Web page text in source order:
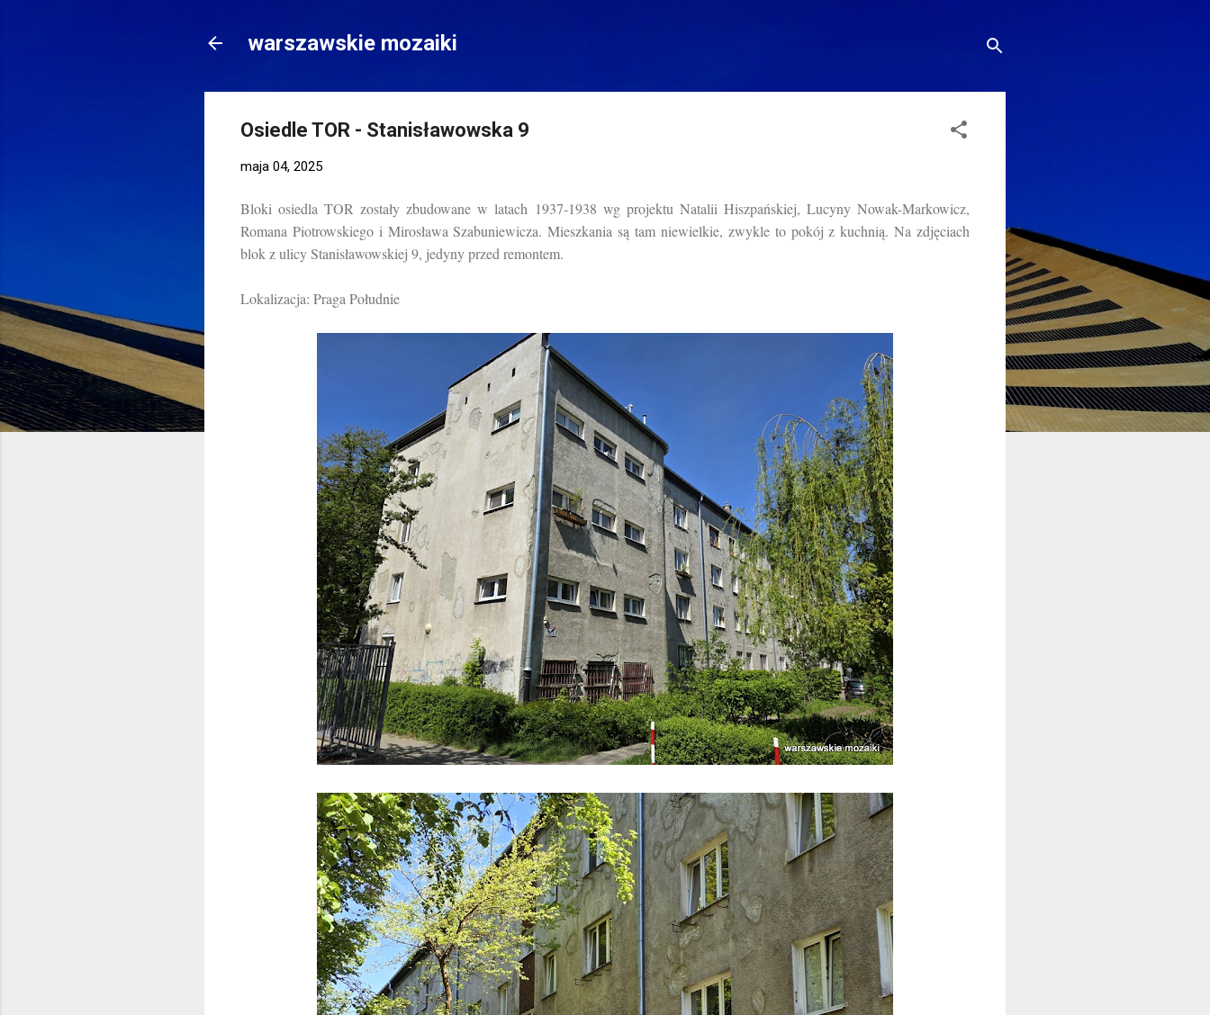
warszawskie mozaiki
Osiedle TOR - Stanisławowska 9
maja 04, 2025
Bloki osiedla TOR zostały zbudowane w latach 1937-1938 wg projektu Natalii Hiszpańskiej, Lucyny Nowak-Markowicz,
Romana Piotrowskiego i Mirosława Szabuniewicza. Mieszkania są tam niewielkie, zwykle to pokój z kuchnią. Na zdjęciach
blok z ulicy Stanisławowskiej 9, jedyny przed remontem.
Lokalizacja: Praga Południe